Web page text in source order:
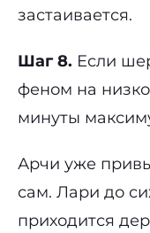
застаивается.
Шаг 8. Если
феном на
минуты
Арчи уже
сам. Лари до
приходится